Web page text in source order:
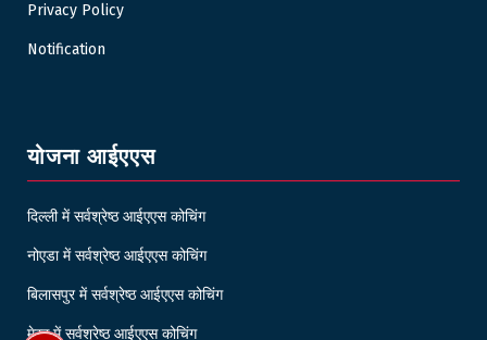
Privacy Policy
Notification
योजना आईएएस
दिल्ली में सर्वश्रेष्ठ आईएएस कोचिंग
नोएडा में सर्वश्रेष्ठ आईएएस कोचिंग
बिलासपुर में सर्वश्रेष्ठ आईएएस कोचिंग
मेरठ में सर्वश्रेष्ठ आईएएस कोचिंग